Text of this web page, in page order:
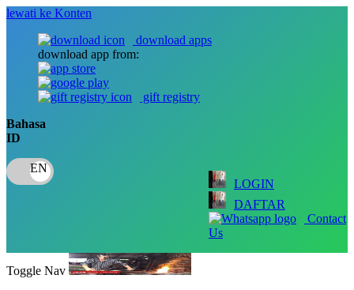
lewati ke Konten
download apps
download app from:
gift registry
Bahasa
ID
LOGIN
DAFTAR
Contact
Us
Toggle Nav